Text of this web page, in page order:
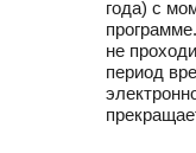
года) с
не
период